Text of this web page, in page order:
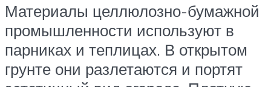
Материалы целлюлозно-бумажной
промышленности используют в
парниках и теплицах. В открытом
грунте они разлетаются и портят